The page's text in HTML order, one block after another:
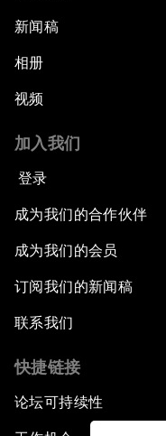
新闻稿
相册
视频
加入我们
登录
成为我们的合作伙伴
成为我们的会员
订阅我们的新闻稿
联系我们
快捷链接
论坛可持续性